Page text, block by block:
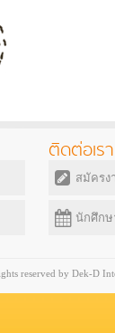
ติดต่อเรา
สมัครง
นักศึกษ
reserved by Dek-D